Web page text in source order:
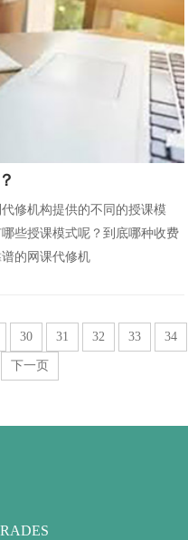
修机构提供的不同的授课模
些授课模式呢？到底哪种收费
的网课代修机
30 31 32 33 34
下一页